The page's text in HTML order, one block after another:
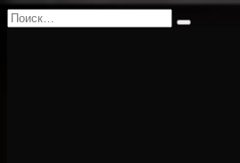
Перейти
Search